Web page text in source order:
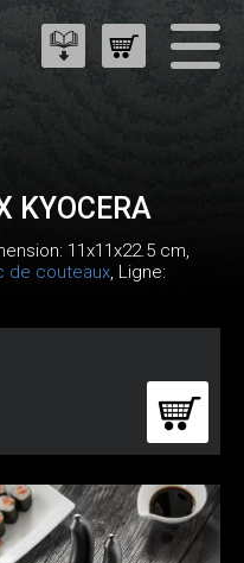
KYOCERA
11x11x22.5 cm,
de couteaux, Ligne: